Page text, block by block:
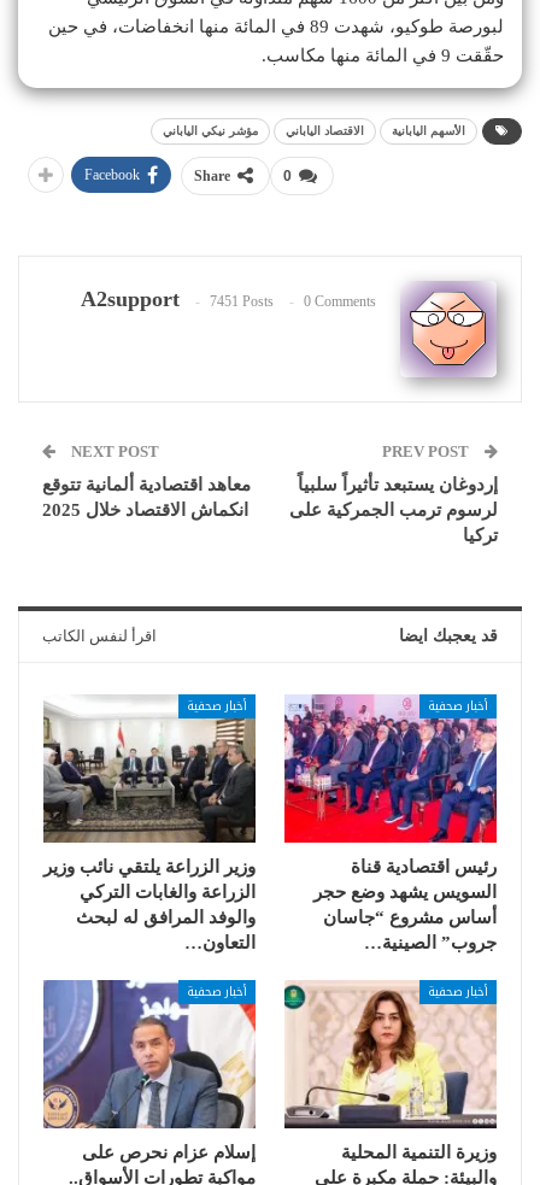
لبورصة طوكيو، شهدت 89 في المائة منها انخفاضات، في حين
حقّقت 9 في المائة منها مكاسب.
الأسهم اليابانية الاقتصاد الياباني مؤشر نيكي الياباني
0
Share
Facebook
A2support 7451 Posts 0 Comments
إردوغان يستبعد تأثيراً سلبياً
لرسوم ترمب الجمركية على
تركيا
NEXT POST
معاهد اقتصادية ألمانية تتوقع
انكماش الاقتصاد خلال 2025
قد يعجبك ايضا اقرأ لنفس الكاتب
أخبار صحفية
رئيس اقتصادية قناة
السويس يشهد وضع حجر
أساس مشروع “جاسان
جروب” الصينية…
أخبار صحفية
وزير الزراعة يلتقي نائب وزير
الزراعة والغابات التركي
والوفد المرافق له لبحث
التعاون…
أخبار صحفية
وزيرة التنمية المحلية
والبيئة: حملة مكبرة على
أخبار صحفية
إسلام عزام نحرص على
مواكبة تطورات الأسواق..